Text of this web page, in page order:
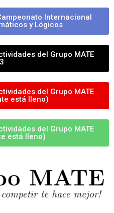
Internacional
y Lógicos
del Grupo MATE
3
del Grupo MATE
está lleno)
del Grupo MATE
está lleno)